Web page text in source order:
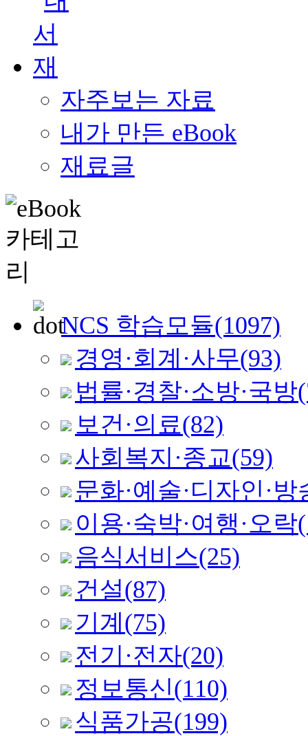
자주보는 자료
내가 만든 eBook
재료글
NCS 학습모듈(1097)
경영·회계·사무(93)
법률·경찰·소방·국방
보건·의료(82)
사회복지·종교(59)
문화·예술·디자인·방
이용·숙박·여행·오락
음식서비스(25)
건설(87)
기계 (75)
전기·전자(20)
정보통신(110)
식품가공(199)